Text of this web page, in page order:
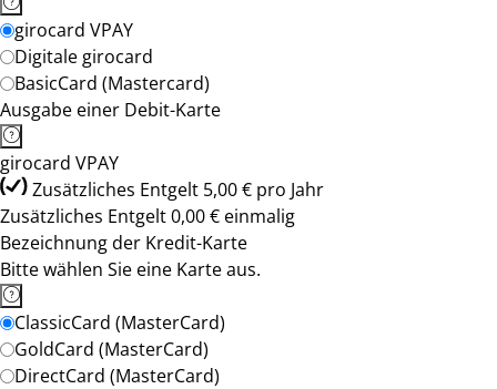
girocard VPAY
Digitale girocard
BasicCard (Mastercard)
Ausgabe einer Debit-Karte
girocard VPAY
Zusätzliches Entgelt 5,00 € pro Jahr
Zusätzliches Entgelt 0,00 € einmalig
Bezeichnung der Kredit-Karte
Bitte wählen Sie eine Karte aus.
ClassicCard (MasterCard)
GoldCard (MasterCard)
DirectCard (MasterCard)